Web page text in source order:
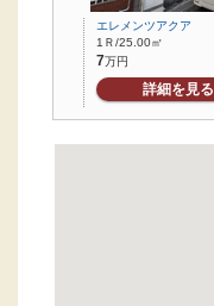
エレメンツアクア
1Ｒ/25.00㎡
7万円
詳細を見る